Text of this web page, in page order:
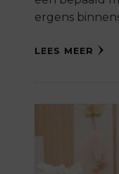
ergens
LEES MEER